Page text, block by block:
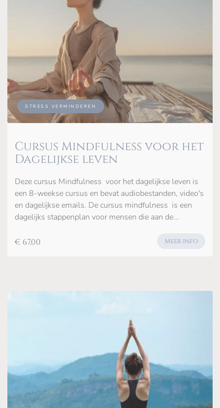
STRESS VERMINDEREN
Cursus Mindfulness voor het
Dagelijkse leven
Deze cursus Mindfulness voor het dagelijkse leven is
een 8-weekse cursus en bevat audiobestanden, video's
en dagelijkse emails. De cursus mindfulness is een
dagelijks stappenplan voor mensen die aan de...
€ 67,00 Meer info